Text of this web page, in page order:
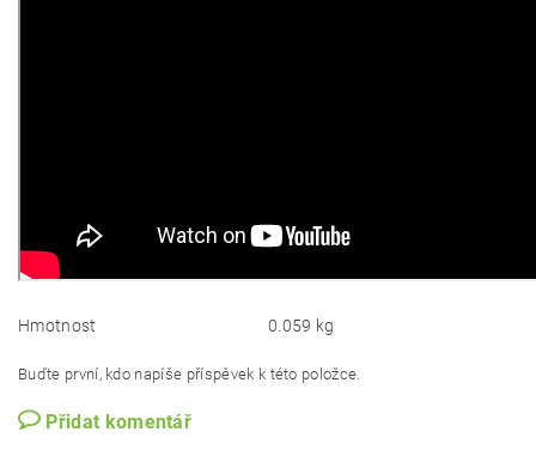
Hmotnost 0.059 kg
Buďte první, kdo napíše příspěvek k této položce.
Přidat komentář